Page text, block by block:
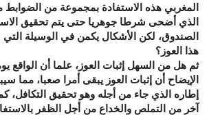
المغربي هذه الاستفادة بمجموعة من الضوابط
الذي أضحى شرطا جوهريا حتى يتم تحقيق
الصندوق، لكن الأشكال يكمن في الوسيلة التي
هذا العوز؟
ثم هل من السهل إثبات العوز، علما أن الواقع
الإيضاح أن إثبات العوز يبقى أمرا صعبا، مما
إطاره الذي جاء من أجله وهو تحقيق التكافل،
آخر من التملص والخداع من أجل الظفر